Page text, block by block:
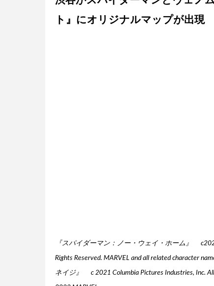
ト』にオリジナルマップが出現
『スパイダーマン：ノー・ウェイ・ホーム』
Rights Reserved. MARVEL and all related character
ネイジ』 c 2021 Columbia Pictures Industries, Inc.